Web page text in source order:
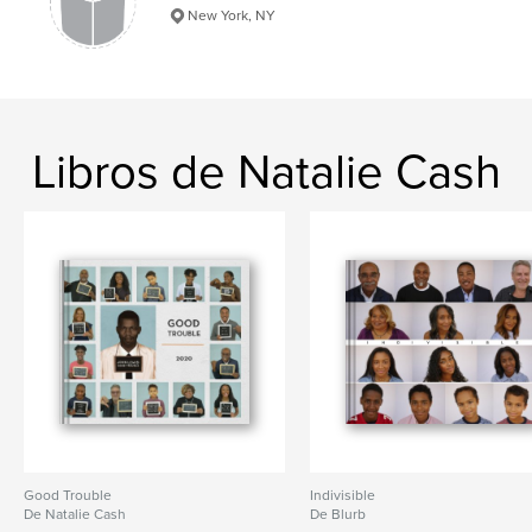
New York, NY
Libros de Natalie Cash
Good Trouble
De Natalie Cash
Indivisible
De Blurb